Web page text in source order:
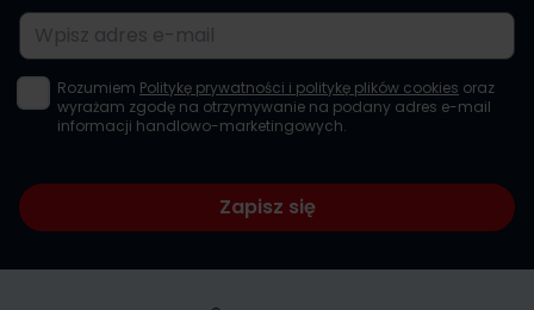
Adres e-mail
Rozumiem Politykę prywatności i politykę plików cookies oraz
wyrażam zgodę na otrzymywanie na podany adres e-mail
informacji handlowo-marketingowych.
Zapisz się